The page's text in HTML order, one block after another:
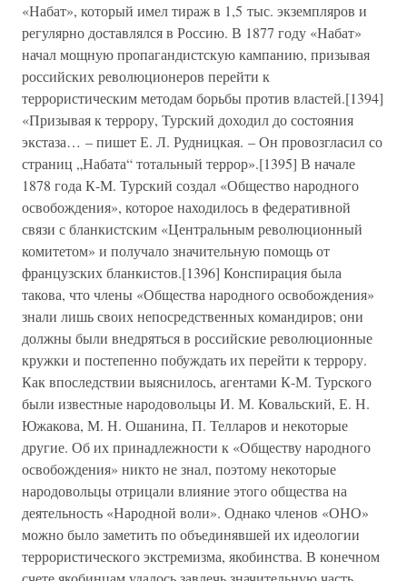
«Набат», который имел тираж в 1,5 тыс. экземпляров и
регулярно доставлялся в Россию. В 1877 году «Набат»
начал мощную пропагандистскую кампанию, призывая
российских революционеров перейти к
террористическим методам борьбы против властей.[1394]
«Призывая к террору, Турский доходил до состояния
экстаза… – пишет Е. Л. Рудницкая. – Он провозгласил со
страниц „Набата“ тотальный террор».[1395] В начале
1878 года К-М. Турский создал «Общество народного
освобождения», которое находилось в федеративной
связи с бланкистским «Центральным революционный
комитетом» и получало значительную помощь от
французских бланкистов.[1396] Конспирация была
такова, что члены «Общества народного освобождения»
знали лишь своих непосредственных командиров; они
должны были внедряться в российские революционные
кружки и постепенно побуждать их перейти к террору.
Как впоследствии выяснилось, агентами К-М. Турского
были известные народовольцы И. М. Ковальский, Е. Н.
Южакова, М. Н. Ошанина, П. Телларов и некоторые
другие. Об их принадлежности к «Обществу народного
освобождения» никто не знал, поэтому некоторые
народовольцы отрицали влияние этого общества на
деятельность «Народной воли». Однако членов «ОНО»
можно было заметить по объединявшей их идеологии
террористического экстремизма, якобинства. В конечном